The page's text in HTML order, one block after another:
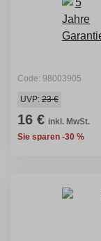
Code: 98003905
UVP: 23 €
16 € inkl. MwSt.
Sie sparen -30 %